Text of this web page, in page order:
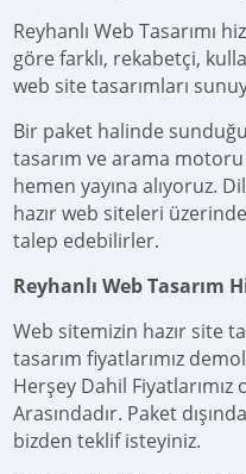
Reyhanlı Web Tasarımı
göre farklı, rekabetçi,
web site tasarımları
Bir paket halinde
tasarım ve arama
hemen yayına alıyoruz.
hazır web siteleri
talep edebilirler.
Reyhanlı Web Tasarım
Web sitemizin hazır site
tasarım fiyatlarımız
Herşey Dahil
Arasındadır. Paket
bizden teklif isteyiniz.